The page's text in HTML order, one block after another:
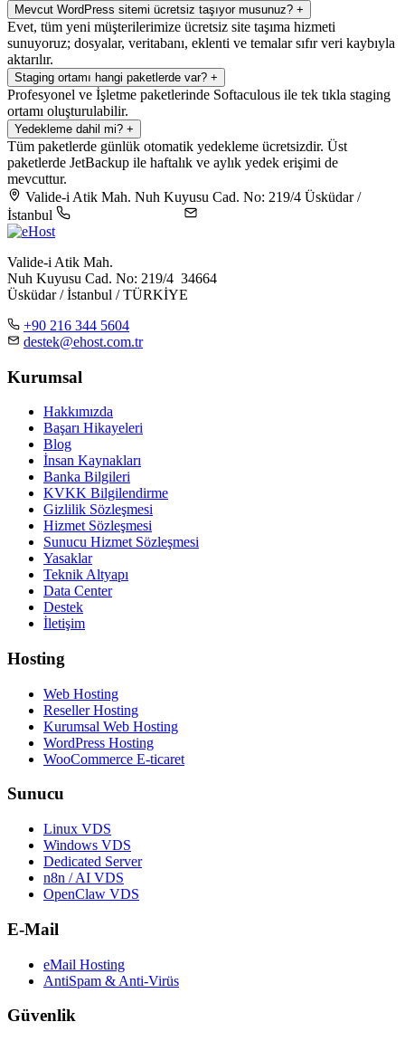
Mevcut WordPress sitemi ücretsiz taşıyor musunuz? +
Evet, tüm yeni müşterilerimize ücretsiz site taşıma hizmeti
sunuyoruz; dosyalar, veritabanı, eklenti ve temalar sıfır veri kaybıyla
aktarılır.
Staging ortamı hangi paketlerde var? +
Profesyonel ve İşletme paketlerinde Softaculous ile tek tıkla staging
ortamı oluşturulabilir.
Yedekleme dahil mi? +
Tüm paketlerde günlük otomatik yedekleme ücretsizdir. Üst
paketlerde JetBackup ile haftalık ve aylık yedek erişimi de
mevcuttur.
Valide-i Atik Mah. Nuh Kuyusu Cad. No: 219/4 Üsküdar /
İstanbul
Valide-i Atik Mah.
Nuh Kuyusu Cad. No: 219/4 34664
Üsküdar / İstanbul / TÜRKİYE
+90 216 344 5604
destek@ehost.com.tr
Kurumsal
Hakkımızda
Başarı Hikayeleri
Blog
İnsan Kaynakları
Banka Bilgileri
KVKK Bilgilendirme
Gizlilik Sözleşmesi
Hizmet Sözleşmesi
Sunucu Hizmet Sözleşmesi
Yasaklar
Teknik Altyapı
Data Center
Destek
İletişim
Hosting
Web Hosting
Reseller Hosting
Kurumsal Web Hosting
WordPress Hosting
WooCommerce E-ticaret
Sunucu
Linux VDS
Windows VDS
Dedicated Server
n8n / AI VDS
OpenClaw VDS
E-Mail
eMail Hosting
AntiSpam & Anti-Virüs
Güvenlik